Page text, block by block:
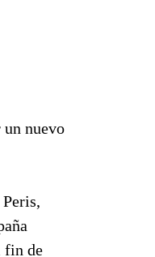
nuevo
fin de